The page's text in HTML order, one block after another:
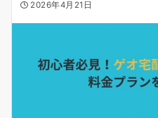
2026年4月21日